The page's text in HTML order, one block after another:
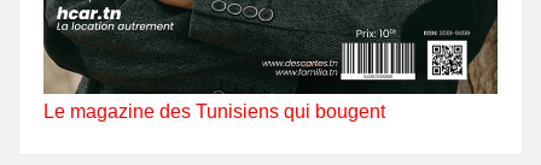
Le magazine des Tunisiens qui bougent